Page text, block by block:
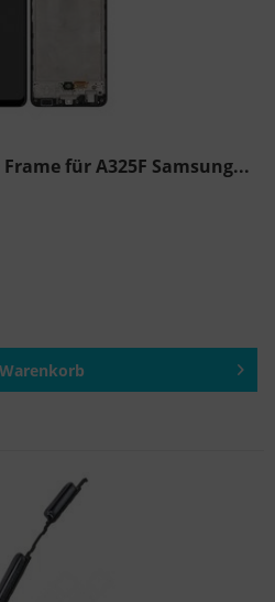
Frame für A325F Samsung...
Warenkorb